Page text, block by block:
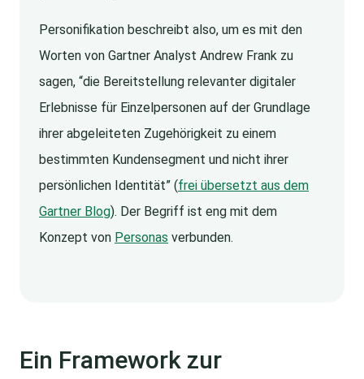
Personifikation beschreibt also, um es mit den
Worten von Gartner Analyst Andrew Frank zu
sagen, “die Bereitstellung relevanter digitaler
Erlebnisse für Einzelpersonen auf der Grundlage
ihrer abgeleiteten Zugehörigkeit zu einem
bestimmten Kundensegment und nicht ihrer
persönlichen Identität” (frei übersetzt aus dem
Gartner Blog). Der Begriff ist eng mit dem
Konzept von Personas verbunden.
Ein Framework zur